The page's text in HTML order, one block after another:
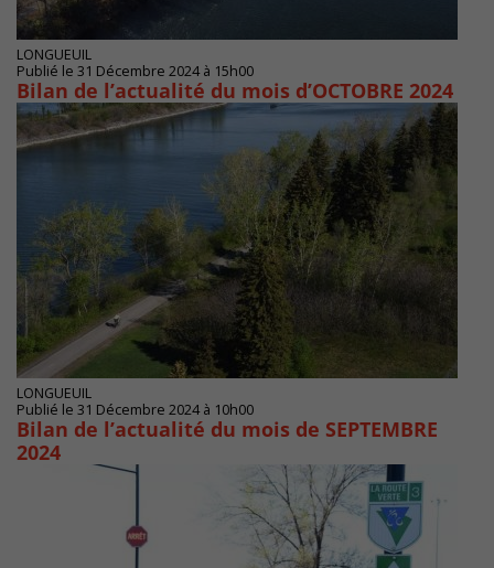
LONGUEUIL
Publié le 31 Décembre 2024 à 15h00
Bilan de l’actualité du mois d’OCTOBRE 2024
LONGUEUIL
Publié le 31 Décembre 2024 à 10h00
Bilan de l’actualité du mois de SEPTEMBRE
2024